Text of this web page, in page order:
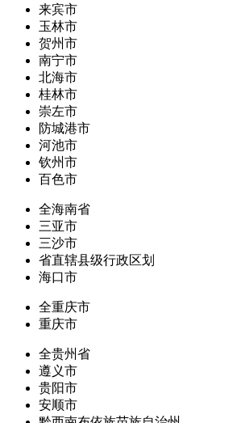
来宾市
玉林市
贺州市
南宁市
北海市
桂林市
崇左市
防城港市
河池市
钦州市
百色市
全海南省
三亚市
三沙市
省直辖县级行政区划
海口市
全重庆市
重庆市
全贵州省
遵义市
贵阳市
安顺市